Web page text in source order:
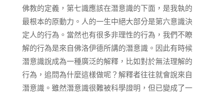
佛教的定義，第七識應該在潛意識的下面，是我執的
最根本的原動力。人的一生中絕大部分是第六意識決
定人的行為。當然也有很多非理性的行為，我們不瞭
解的行為是來自佛洛伊德所講的潛意識。因此有時候
潛意識說成為一種廣泛的解釋，比如對於無法理解的
行為，追問為什麼這樣做呢？解釋者往往就會說來自
潛意識。雖然潛意識很難被科學證明，但已變成了一